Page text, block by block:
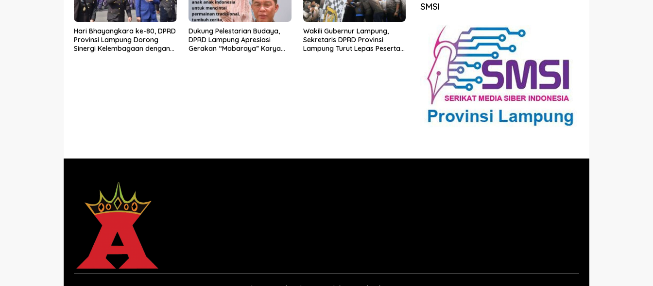
Hari Bhayangkara ke-80, DPRD
Provinsi Lampung Dorong
Sinergi Kelembagaan dengan
Dukung Pelestarian Budaya,
DPRD Lampung Apresiasi
Gerakan “Mabaraya” Karya
Wakili Gubernur Lampung,
Sekretaris DPRD Provinsi
Lampung Turut Lepas Peserta
SMSI